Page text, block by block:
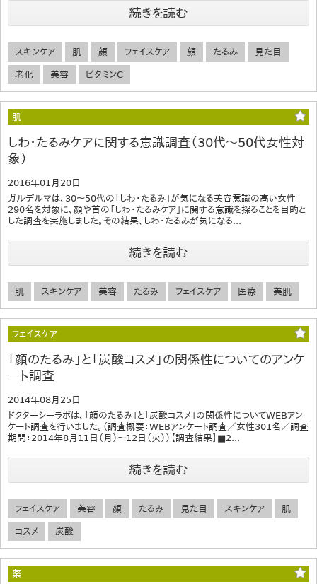
続きを読む
スキンケア 肌 顔 フェイスケア 顔 たるみ 見た目
老化 美容 ビタミンC
肌
しわ・たるみケアに関する意識調査（30代～50代女性対
象）
2016年01月20日
ガルデルマは、30～50代の「しわ・たるみ」が気になる美容意識の高い女性
290名を対象に、顔や首の「しわ・たるみケア」に関する意識を探ることを目的と
した調査を実施しました。その結果、しわ・たるみが気になる...
続きを読む
肌 スキンケア 美容 たるみ フェイスケア 医療 美肌
フェイスケア
「顔のたるみ」と「炭酸コスメ」の関係性についてのアンケ
ート調査
2014年08月25日
ドクターシーラボは、「顔のたるみ」と「炭酸コスメ」の関係性についてWEBアン
ケート調査を行いました。（調査概要：WEBアンケート調査／女性301名／調査
期間：2014年8月11日（月）～12日（火））【調査結果】■2...
続きを読む
フェイスケア 美容 顔 たるみ 見た目 スキンケア 肌
コスメ 炭酸
薬